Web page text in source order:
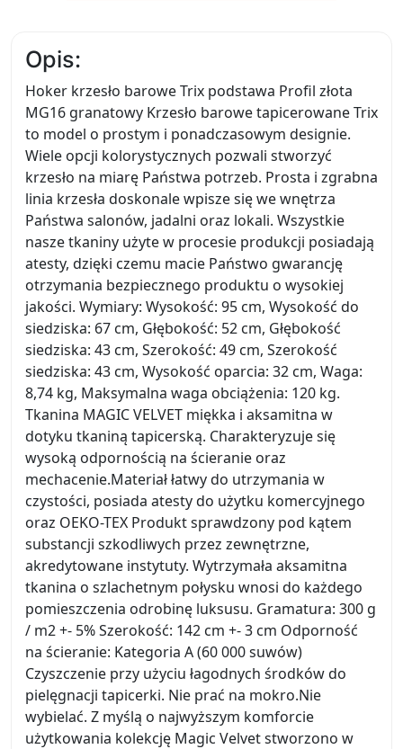
Opis:
Hoker krzesło barowe Trix podstawa Profil złota
MG16 granatowy Krzesło barowe tapicerowane Trix
to model o prostym i ponadczasowym designie.
Wiele opcji kolorystycznych pozwali stworzyć
krzesło na miarę Państwa potrzeb. Prosta i zgrabna
linia krzesła doskonale wpisze się we wnętrza
Państwa salonów, jadalni oraz lokali. Wszystkie
nasze tkaniny użyte w procesie produkcji posiadają
atesty, dzięki czemu macie Państwo gwarancję
otrzymania bezpiecznego produktu o wysokiej
jakości. Wymiary: Wysokość: 95 cm, Wysokość do
siedziska: 67 cm, Głębokość: 52 cm, Głębokość
siedziska: 43 cm, Szerokość: 49 cm, Szerokość
siedziska: 43 cm, Wysokość oparcia: 32 cm, Waga:
8,74 kg, Maksymalna waga obciążenia: 120 kg.
Tkanina MAGIC VELVET miękka i aksamitna w
dotyku tkaniną tapicerską. Charakteryzuje się
wysoką odpornością na ścieranie oraz
mechacenie.Materiał łatwy do utrzymania w
czystości, posiada atesty do użytku komercyjnego
oraz OEKO-TEX Produkt sprawdzony pod kątem
substancji szkodliwych przez zewnętrzne,
akredytowane instytuty. Wytrzymała aksamitna
tkanina o szlachetnym połysku wnosi do każdego
pomieszczenia odrobinę luksusu. Gramatura: 300 g
/ m2 +- 5% Szerokość: 142 cm +- 3 cm Odporność
na ścieranie: Kategoria A (60 000 suwów)
Czyszczenie przy użyciu łagodnych środków do
pielęgnacji tapicerki. Nie prać na mokro.Nie
wybielać. Z myślą o najwyższym komforcie
użytkowania kolekcję Magic Velvet stworzono w